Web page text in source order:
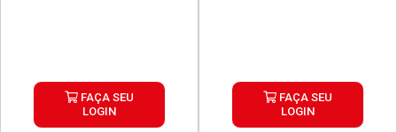
FAÇA SEU
LOGIN
FAÇA SEU
LOGIN